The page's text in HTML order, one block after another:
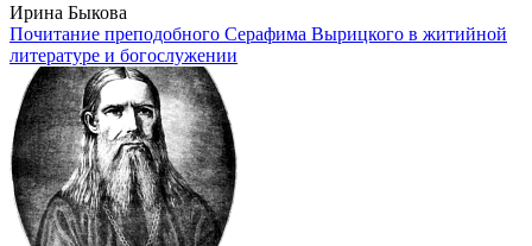
Ирина Быкова
Почитание преподобного Серафима Вырицкого в житийной
литературе и богослужении